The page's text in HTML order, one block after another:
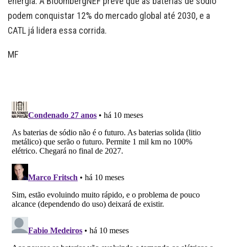
podem conquistar 12% do mercado global até 2030, e a
CATL já lidera essa corrida.
MF